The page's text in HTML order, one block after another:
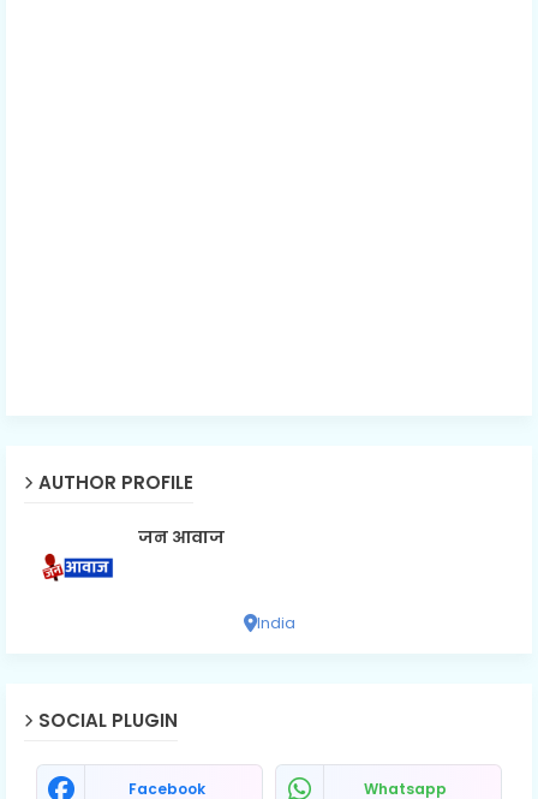
AUTHOR PROFILE
जन आवाज
India
SOCIAL PLUGIN
Facebook Whatsapp